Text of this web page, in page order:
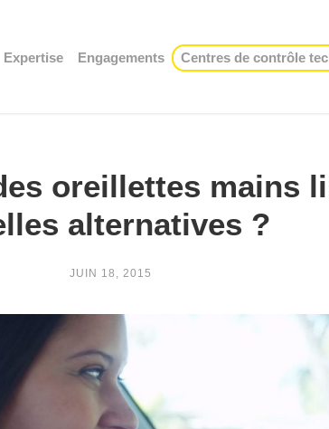
Expertise Engagements Centres de contrôle
oreillettes mains
alternatives ?
JUIN 18, 2015